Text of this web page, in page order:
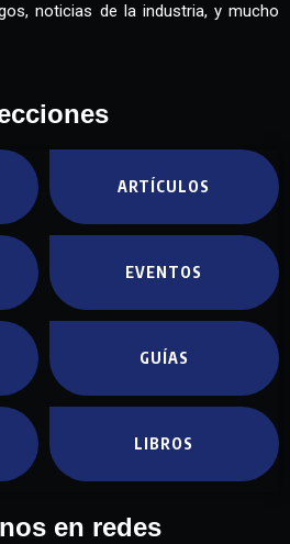
noticias de la industria, y mucho
ARTÍCULOS
EVENTOS
GUÍAS
LIBROS
en redes